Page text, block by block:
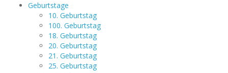
Geburtstage
10. Geburtstag
100. Geburtstag
18. Geburtstag
20. Geburtstag
21. Geburtstag
25. Geburtstag